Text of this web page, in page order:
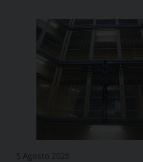
5 Agosto 2026